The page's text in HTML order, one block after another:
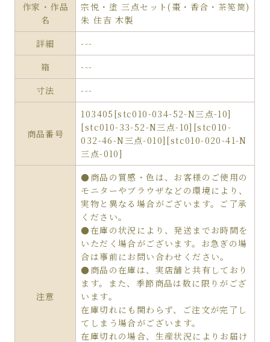
作家・作品
名
宗悦・塗 三点セット(棗・香合・茶筅筒)
朱 住吉 木製
詳細
---
箱
---
寸法
---
商品番号
103405[stc010-034-52-N三点-10]
[stc010-33-52-N三点-10][stc010-
032-46-N三点-010][stc010-020-41-N
三点-010]
注意
●商品の質感・色は、お客様のご使用の
モニターやブラウザなどの環境により、
実物と異なる場合がございます。ご了承
ください。
●在庫の状況により、発送までお時間を
いただく場合がございます。お急ぎの場
合は事前にお問い合わせください。
●商品の在庫は、実店舗と共有しており
ます。また、季節商品は数に限りがござ
います。
在庫切れにも関わらず、ご注文が完了し
てしまう場合がございます。
在庫切れの場合、生産状況によりお届け